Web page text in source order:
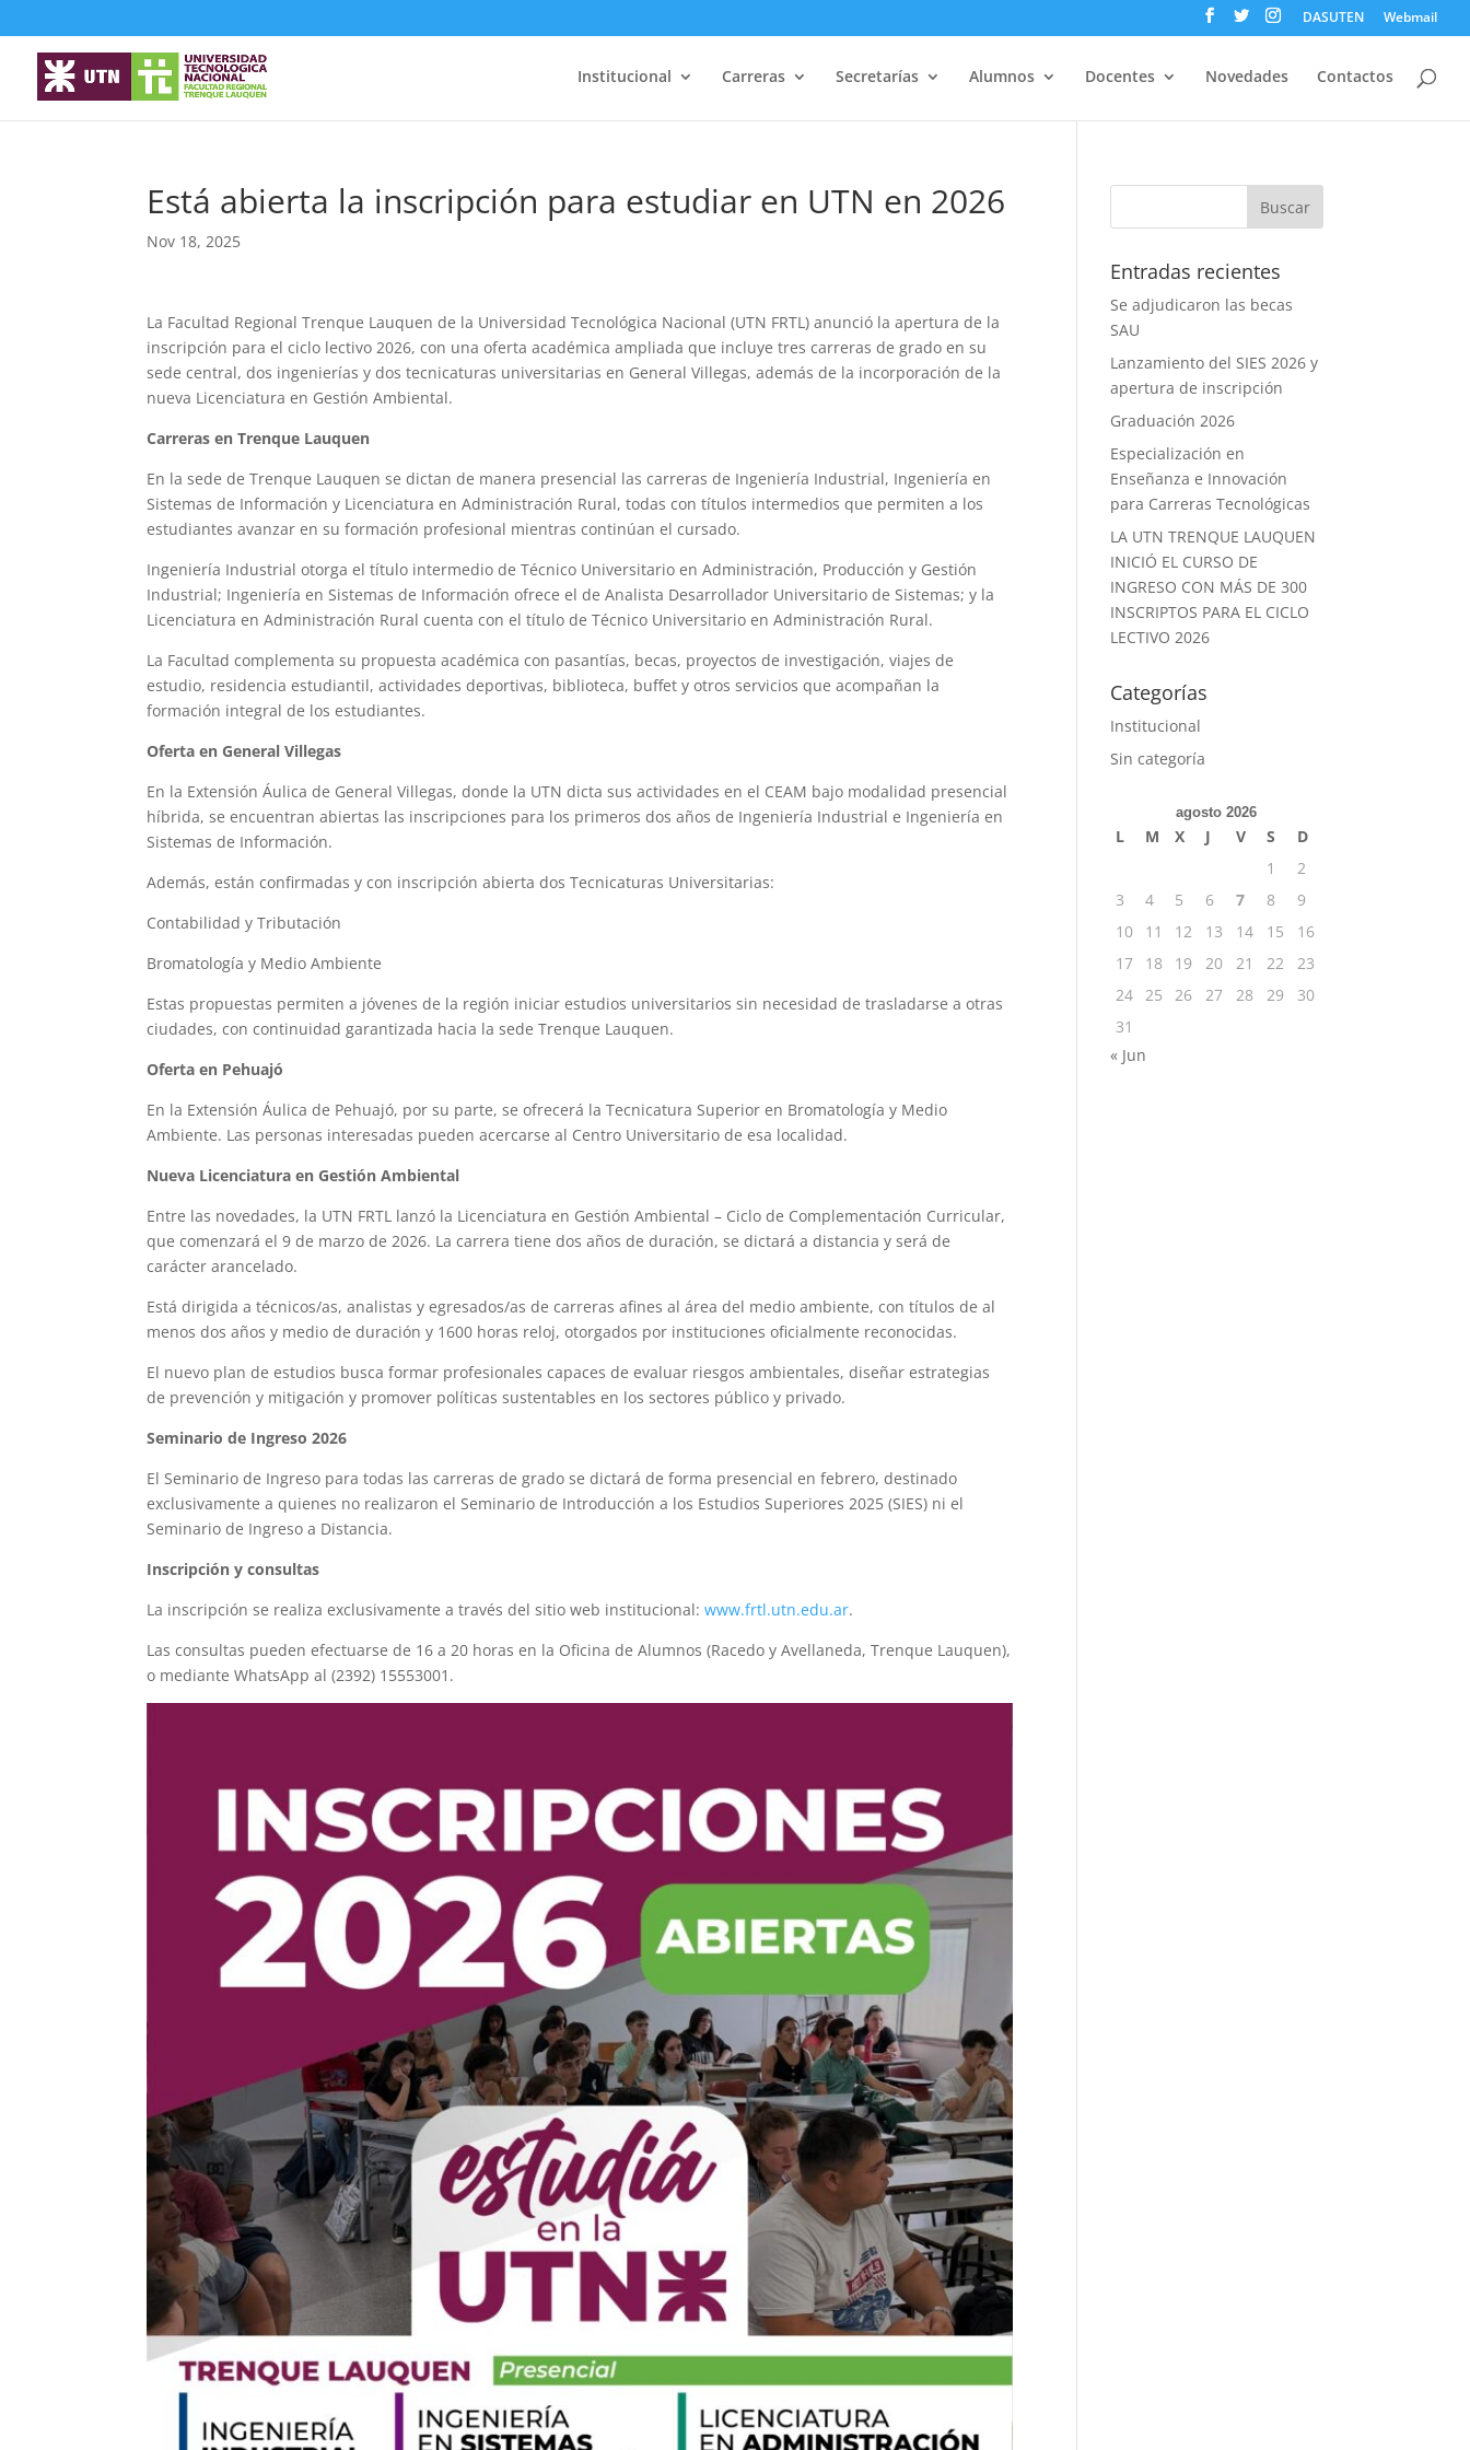
DASUTEN Webmail
Institucional Carreras Secretarías Alumnos Docentes Novedades Contactos
Está abierta la inscripción para estudiar en UTN en 2026
Nov 18, 2025
La Facultad Regional Trenque Lauquen de la Universidad Tecnológica Nacional (UTN FRTL) anunció la apertura de la
inscripción para el ciclo lectivo 2026, con una oferta académica ampliada que incluye tres carreras de grado en su
sede central, dos ingenierías y dos tecnicaturas universitarias en General Villegas, además de la incorporación de la
nueva Licenciatura en Gestión Ambiental.
Carreras en Trenque Lauquen
En la sede de Trenque Lauquen se dictan de manera presencial las carreras de Ingeniería Industrial, Ingeniería en
Sistemas de Información y Licenciatura en Administración Rural, todas con títulos intermedios que permiten a los
estudiantes avanzar en su formación profesional mientras continúan el cursado.
Ingeniería Industrial otorga el título intermedio de Técnico Universitario en Administración, Producción y Gestión
Industrial; Ingeniería en Sistemas de Información ofrece el de Analista Desarrollador Universitario de Sistemas; y la
Licenciatura en Administración Rural cuenta con el título de Técnico Universitario en Administración Rural.
La Facultad complementa su propuesta académica con pasantías, becas, proyectos de investigación, viajes de
estudio, residencia estudiantil, actividades deportivas, biblioteca, buffet y otros servicios que acompañan la
formación integral de los estudiantes.
Oferta en General Villegas
En la Extensión Áulica de General Villegas, donde la UTN dicta sus actividades en el CEAM bajo modalidad presencial
híbrida, se encuentran abiertas las inscripciones para los primeros dos años de Ingeniería Industrial e Ingeniería en
Sistemas de Información.
Además, están confirmadas y con inscripción abierta dos Tecnicaturas Universitarias:
Contabilidad y Tributación
Bromatología y Medio Ambiente
Estas propuestas permiten a jóvenes de la región iniciar estudios universitarios sin necesidad de trasladarse a otras
ciudades, con continuidad garantizada hacia la sede Trenque Lauquen.
Oferta en Pehuajó
En la Extensión Áulica de Pehuajó, por su parte, se ofrecerá la Tecnicatura Superior en Bromatología y Medio
Ambiente. Las personas interesadas pueden acercarse al Centro Universitario de esa localidad.
Nueva Licenciatura en Gestión Ambiental
Entre las novedades, la UTN FRTL lanzó la Licenciatura en Gestión Ambiental – Ciclo de Complementación Curricular,
que comenzará el 9 de marzo de 2026. La carrera tiene dos años de duración, se dictará a distancia y será de
carácter arancelado.
Está dirigida a técnicos/as, analistas y egresados/as de carreras afines al área del medio ambiente, con títulos de al
menos dos años y medio de duración y 1600 horas reloj, otorgados por instituciones oficialmente reconocidas.
El nuevo plan de estudios busca formar profesionales capaces de evaluar riesgos ambientales, diseñar estrategias
de prevención y mitigación y promover políticas sustentables en los sectores público y privado.
Seminario de Ingreso 2026
El Seminario de Ingreso para todas las carreras de grado se dictará de forma presencial en febrero, destinado
exclusivamente a quienes no realizaron el Seminario de Introducción a los Estudios Superiores 2025 (SIES) ni el
Seminario de Ingreso a Distancia.
Inscripción y consultas
La inscripción se realiza exclusivamente a través del sitio web institucional:www.frtl.utn.edu.ar.
Las consultas pueden efectuarse de 16 a 20 horas en la Oficina de Alumnos (Racedo y Avellaneda, Trenque Lauquen),
o mediante WhatsApp al (2392) 15553001.
Entradas recientes
Se adjudicaron las becas
SAU
Lanzamiento del SIES 2026 y
apertura de inscripción
Graduación 2026
Especialización en
Enseñanza e Innovación
para Carreras Tecnológicas
LA UTN TRENQUE LAUQUEN
INICIÓ EL CURSO DE
INGRESO CON MÁS DE 300
INSCRIPTOS PARA EL CICLO
LECTIVO 2026
Categorías
Institucional
Sin categoría
agosto 2026
L M X J V S
D
1
2
3
4 5 6 7 8
9
10
11 12 13 14 15
16
17
18 19 20 21 22
23
24 25 26 27 28 29
30
31
« Jun